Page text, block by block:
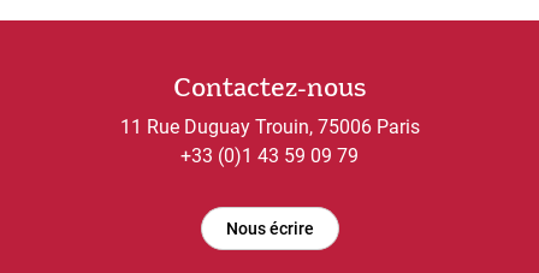
Contactez-nous
11 Rue Duguay Trouin, 75006 Paris
+33 (0)1 43 59 09 79
Nous écrire